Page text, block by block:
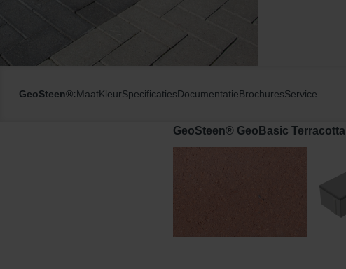
GeoSteen®:MaatKleurSpecificatiesDocumentatieBrochuresService
GeoSteen® GeoBasic Terracotta